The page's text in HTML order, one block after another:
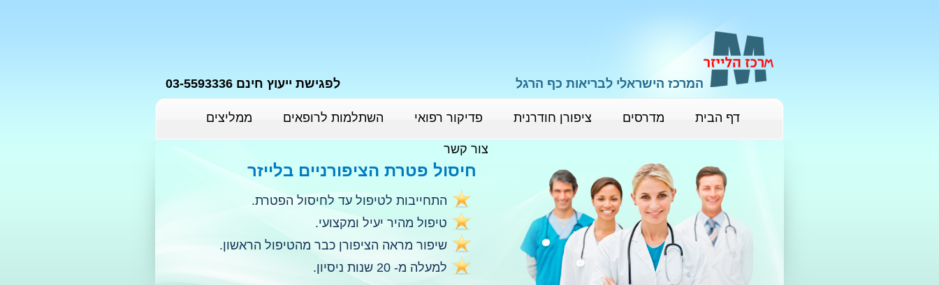
המרכז הישראלי לבריאות כף הרגל לפגישת ייעוץ חינם 03-5593336
דף הבית מדרסים ציפורן חודרנית פדיקור רפואי השתלמות לרופאים ממליצים
צור קשר
חיסול פטרת הציפורניים בלייזר
התחייבות לטיפול עד לחיסול הפטרת.
טיפול מהיר יעיל ומקצועי.
שיפור מראה הציפורן כבר מהטיפול הראשון.
למעלה מ- 20 שנות ניסיון.